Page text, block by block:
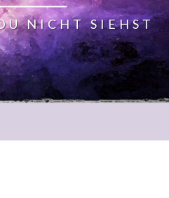
NICHT SIEHST